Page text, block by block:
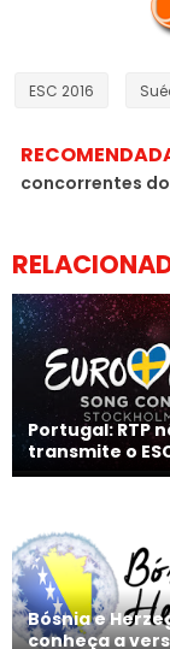
ESC 2016
concorrentes
Portugal: RTP
transmite o
Bósnia e
conheça a